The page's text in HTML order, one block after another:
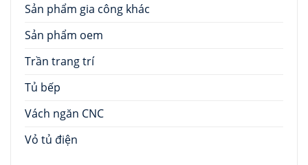
Sản phẩm gia công khác
Sản phẩm oem
Trần trang trí
Tủ bếp
Vách ngăn CNC
Vỏ tủ điện